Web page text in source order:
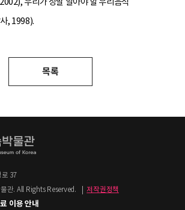
, 1998).
목록
로 37
관. All Rights Reserved.
저작권정책
이용 안내